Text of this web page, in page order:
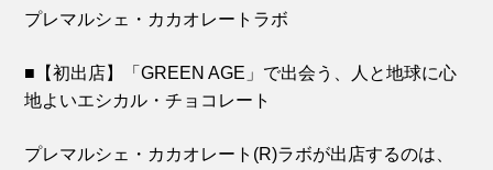
プレマルシェ・カカオレートラボ
■【初出店】「GREEN AGE」で出会う、人と地球に心
地よいエシカル・チョコレート
プレマルシェ・カカオレート(R)ラボが出店するのは、